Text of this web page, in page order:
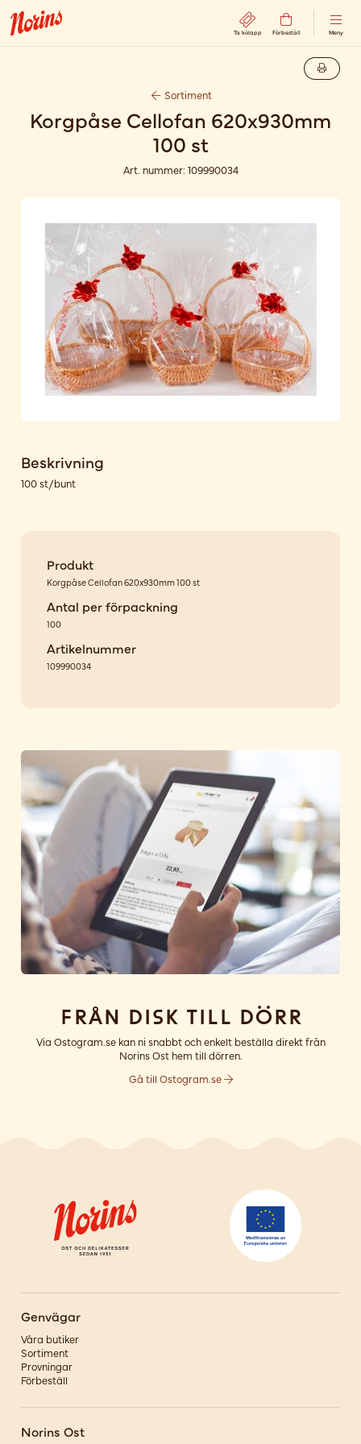
Ta kölapp Förbeställ Meny
Sortiment
Korgpåse Cellofan 620x930mm
100 st
Art. nummer: 109990034
Beskrivning
100 st/bunt
Produkt
Korgpåse Cellofan 620x930mm 100 st
Antal per förpackning
100
Artikelnummer
109990034
Från disk till dörr
Via Ostogram.se kan ni snabbt och enkelt beställa direkt från
Norins Ost hem till dörren.
Gå till Ostogram.se
Genvägar
Våra butiker
Sortiment
Provningar
Förbeställ
Norins Ost